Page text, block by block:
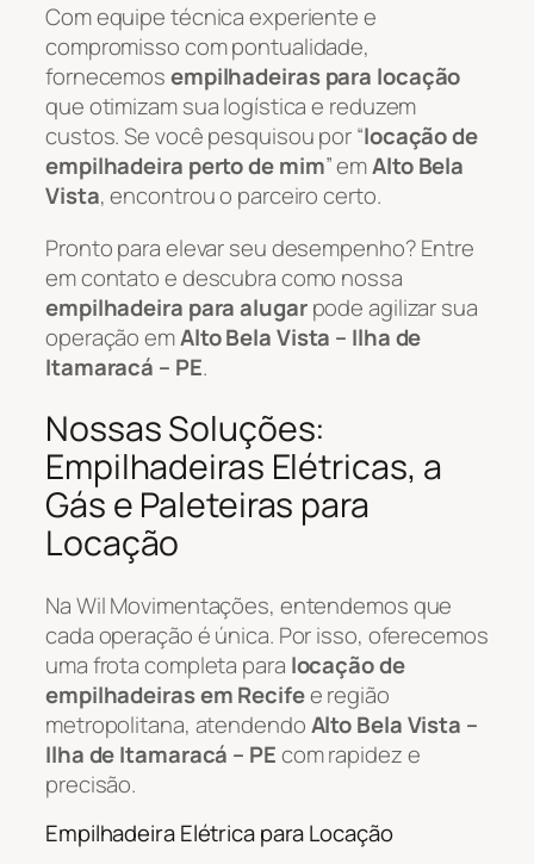
Com equipe técnica experiente e
compromisso com pontualidade,
fornecemosempilhadeiras para locação
que otimizam sua logística e reduzem
custos. Se você pesquisou por “locação de
empilhadeira perto de mim” emAlto Bela
Vista, encontrou o parceiro certo.
Pronto para elevar seu desempenho? Entre
em contato e descubra como nossa
empilhadeira para alugarpode agilizar sua
operação emAlto Bela Vista – Ilha de
Itamaracá – PE.
Nossas Soluções:
Empilhadeiras Elétricas, a
Gás e Paleteiras para
Locação
Na Wil Movimentações, entendemos que
cada operação é única. Por isso, oferecemos
uma frota completa para locação de
empilhadeiras em Recifee região
metropolitana, atendendoAlto Bela Vista –
Ilha de Itamaracá – PEcom rapidez e
precisão.
Empilhadeira Elétrica para Locação